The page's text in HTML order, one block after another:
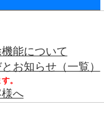
能について
お知らせ（一覧）
。
へ